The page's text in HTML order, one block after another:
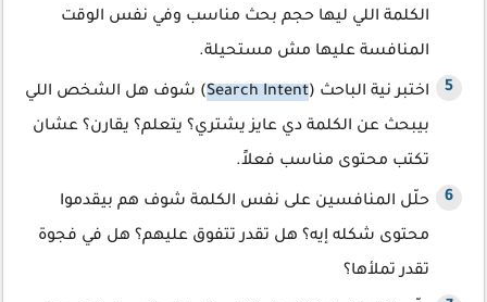
الكلمة اللي ليها حجم بحث مناسب وفي نفس الوقت
المنافسة عليها مش مستحيلة.
اختبر نية الباحث (Search Intent) شوف هل الشخص اللي
بيبحث عن الكلمة دي عايز يشتري؟ يتعلم؟ يقارن؟ عشان
تكتب محتوى مناسب فعلاً.
حلّل المنافسين على نفس الكلمة شوف هم بيقدموا
محتوى شكله إيه؟ هل تقدر تتفوق عليهم؟ هل في فجوة
تقدر تملأها؟